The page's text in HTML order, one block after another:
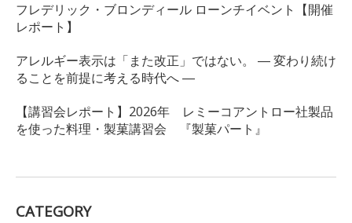
フレデリック・ブロンディール ローンチイベント【開催
レポート】
アレルギー表示は「また改正」ではない。 ― 変わり続け
ることを前提に考える時代へ ―
【講習会レポート】2026年 レミーコアントロー社製品
を使った料理・製菓講習会 『製菓パート』
CATEGORY